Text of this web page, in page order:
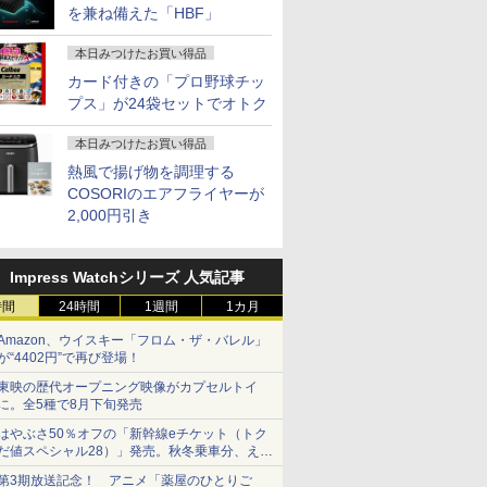
を兼ね備えた「HBF」
本日みつけたお買い得品
カード付きの「プロ野球チッ
プス」が24袋セットでオトク
本日みつけたお買い得品
熱風で揚げ物を調理する
COSORIのエアフライヤーが
2,000円引き
Impress Watchシリーズ 人気記事
24時間 1週間 1カ月
、ウイスキー「フロム・ザ・バレル」
“4402円”で再び登場！
映の歴代オープニング映像がカプセルトイ
。全5種で8月下旬発売
やぶさ50％オフの「新幹線eチケット（トク
値スペシャル28）」発売。秋冬乗車分、えき
っと限定
3期放送記念！ アニメ「薬屋のひとりご